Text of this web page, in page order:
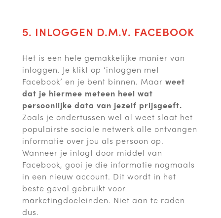
5. INLOGGEN D.M.V. FACEBOOK
Het is een hele gemakkelijke manier van
inloggen. Je klikt op ‘inloggen met
Facebook’ en je bent binnen. Maar weet
dat je hiermee meteen heel wat
persoonlijke data van jezelf prijsgeeft.
Zoals je ondertussen wel al weet slaat het
populairste sociale netwerk alle ontvangen
informatie over jou als persoon op.
Wanneer je inlogt door middel van
Facebook, gooi je die informatie nogmaals
in een nieuw account. Dit wordt in het
beste geval gebruikt voor
marketingdoeleinden. Niet aan te raden
dus.